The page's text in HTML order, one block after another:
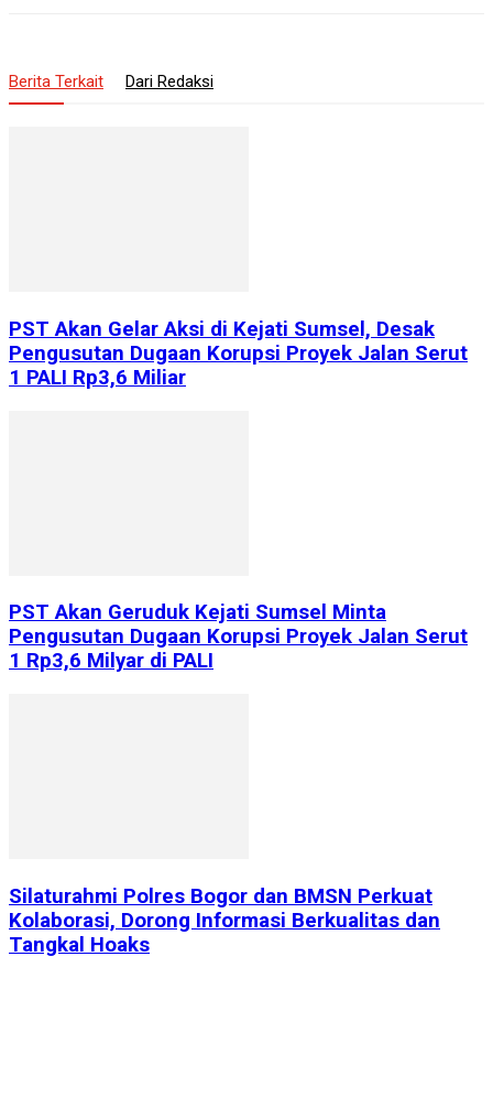
Berita Terkait Dari Redaksi
PST Akan Gelar Aksi di Kejati Sumsel, Desak
Pengusutan Dugaan Korupsi Proyek Jalan Serut
1 PALI Rp3,6 Miliar
PST Akan Geruduk Kejati Sumsel Minta
Pengusutan Dugaan Korupsi Proyek Jalan Serut
1 Rp3,6 Milyar di PALI
Silaturahmi Polres Bogor dan BMSN Perkuat
Kolaborasi, Dorong Informasi Berkualitas dan
Tangkal Hoaks